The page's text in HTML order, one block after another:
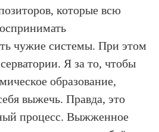
которые всю
чужие системы. При этом
Я за то, чтобы
образование,
выжечь. Правда, это
процесс. Выжженное